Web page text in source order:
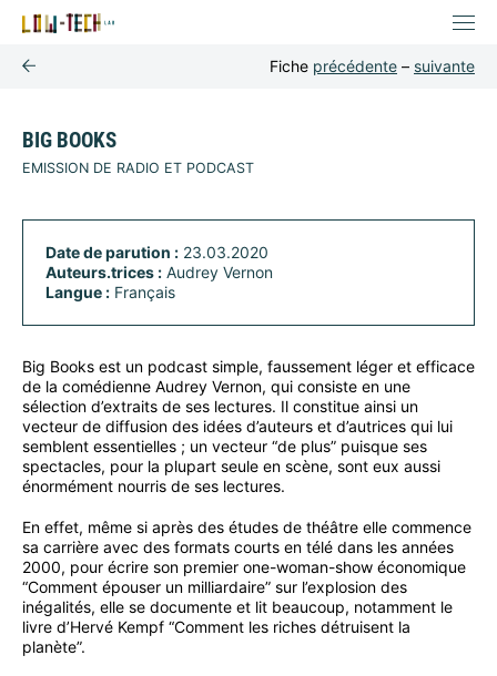
Fiche précédente – suivante
BIG BOOKS
EMISSION DE RADIO ET PODCAST
Date de parution : 23.03.2020
Auteurs.trices : Audrey Vernon
Langue : Français
Big Books est un podcast simple, faussement léger et efficace
de la comédienne Audrey Vernon, qui consiste en une
sélection d’extraits de ses lectures. Il constitue ainsi un
vecteur de diffusion des idées d’auteurs et d’autrices qui lui
semblent essentielles ; un vecteur “de plus” puisque ses
spectacles, pour la plupart seule en scène, sont eux aussi
énormément nourris de ses lectures.
En effet, même si après des études de théâtre elle commence
sa carrière avec des formats courts en télé dans les années
2000, pour écrire son premier one-woman-show économique
“Comment épouser un milliardaire” sur l’explosion des
inégalités, elle se documente et lit beaucoup, notamment le
livre d’Hervé Kempf “Comment les riches détruisent la
planète”.